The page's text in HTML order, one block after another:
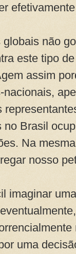
não
este tipo
assim
Brasil
Na
nosso
imaginar
uma